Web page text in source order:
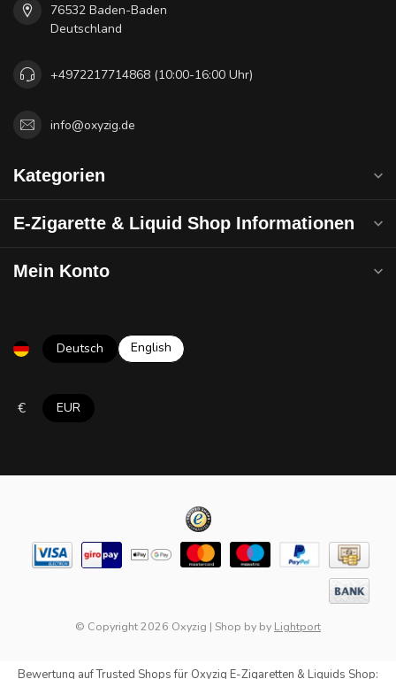
76532 Baden-Baden
Deutschland
+4972217714868 (10:00-16:00 Uhr)
info@oxyzig.de
Kategorien
E-Zigarette & Liquid Shop Informationen
Mein Konto
Deutsch English
€ EUR
© Copyright 2026 Oxyzig | Shop by by Lightport
Bewertung aufTrusted Shopsfür Oxyzig E-Zigaretten & Liquids Shop: